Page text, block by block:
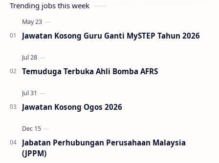
Trending jobs this week
Jawatan Kosong Guru Ganti MySTEP Tahun 2026
Temuduga Terbuka Ahli Bomba AFRS
Jawatan Kosong Ogos 2026
Jabatan Perhubungan Perusahaan Malaysia
(JPPM)